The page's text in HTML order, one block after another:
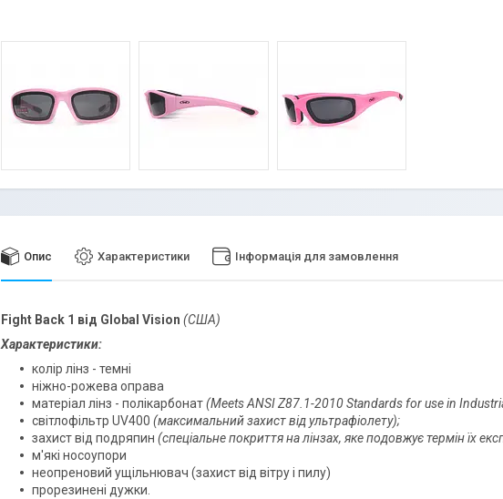
Опис Характеристики Інформація для замовлення
Fight Back 1 від Global Vision (США)
Характеристики:
колір лінз - темні
ніжно-рожева оправа
матеріал лінз - полікарбонат(Meets ANSI Z87.1-2010 Standards for use in
світлофільтр UV400 (максимальний захист від ультрафіолету);
захист від подряпин (спеціальне покриття на лінзах, яке подовжує термін їх
м'які носоупори
неопреновий ущільнювач (захист від вітру і пилу)
прорезинені дужки.